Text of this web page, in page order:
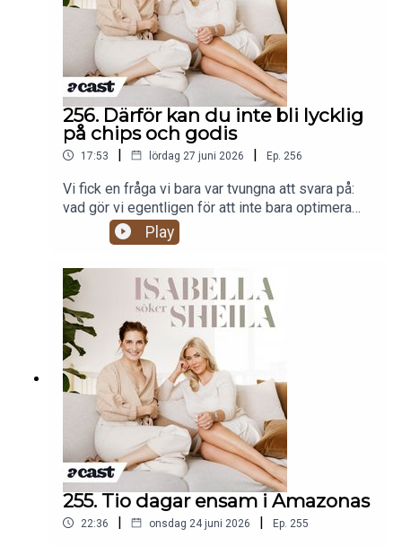
256. Därför kan du inte bli lycklig
på chips och godis
17:53 | lördag 27 juni 2026 | Ep. 256
Vi fick en fråga vi bara var tvungna att svara på:
vad gör vi egentligen för att inte bara optimera
hälsan, utan för att faktiskt må bra? Det blir prat
om matcha-morgnar, att äta för kroppen man vill
med skitmat och hur man håller i ett vinglas utan
att tömma det. Produceras av More Than Words
Play
255. Tio dagar ensam i Amazonas
22:36 | onsdag 24 juni 2026 | Ep. 255